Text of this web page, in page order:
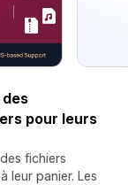
pour leurs
fichiers
leur panier. Les